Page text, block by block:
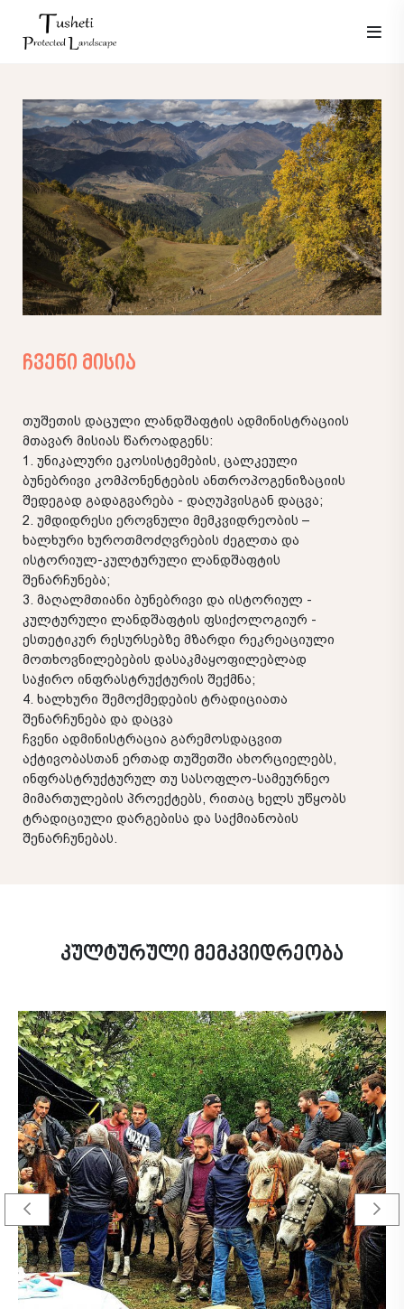
ჩვენი მისია
თუშეთის დაცული ლანდშაფტის ადმინისტრაციის
მთავარ მისიას წაროადგენს:
1. უნიკალური ეკოსისტემების, ცალკეული
ბუნებრივი კომპონენტების ანთროპოგენიზაციის
შედეგად გადაგვარება - დაღუპვისგან დაცვა;
2. უმდიდრესი ეროვნული მემკვიდრეობის –
ხალხური ხუროთმოძღვრების ძეგლთა და
ისტორიულ-კულტურული ლანდშაფტის
შენარჩუნება;
3. მაღალმთიანი ბუნებრივი და ისტორიულ -
კულტურული ლანდშაფტის ფსიქოლოგიურ -
ესთეტიკურ რესურსებზე მზარდი რეკრეაციული
მოთხოვნილებების დასაკმაყოფილებლად
საჭირო ინფრასტრუქტურის შექმნა;
4. ხალხური შემოქმედების ტრადიციათა
შენარჩუნება და დაცვა
ჩვენი ადმინისტრაცია გარემოსდაცვით
აქტივობასთან ერთად თუშეთში ახორციელებს,
ინფრასტრუქტურულ თუ სასოფლო-სამეურნეო
მიმართულების პროექტებს, რითაც ხელს უწყობს
ტრადიციული დარგებისა და საქმიანობის
შენარჩუნებას.
კულტურული მემკვიდრეობა